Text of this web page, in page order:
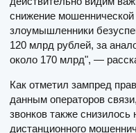
снижение мошеннической
злоумышленники
120 млрд рублей, за
около 170 млрд", —
Как отметил зампред
данным операторов
звонков также
дистанционного